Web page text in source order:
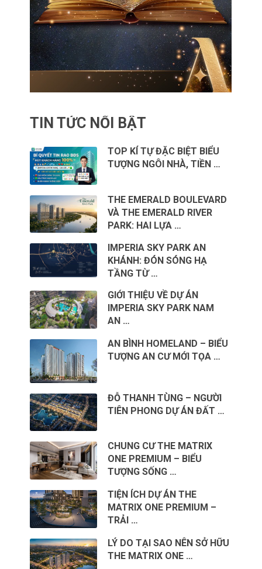
TIN TỨC NỔI BẬT
TOP KÍ TỰ ĐẶC BIỆT BIỂU
TƯỢNG NGÔI NHÀ, TIỀN …
THE EMERALD BOULEVARD
VÀ THE EMERALD RIVER
PARK: HAI LỰA …
IMPERIA SKY PARK AN
KHÁNH: ĐÓN SÓNG HẠ
TẦNG TỪ …
GIỚI THIỆU VỀ DỰ ÁN
IMPERIA SKY PARK NAM
AN …
AN BÌNH HOMELAND – BIỂU
TƯỢNG AN CƯ MỚI TỌA …
ĐỖ THANH TÙNG – NGƯỜI
TIÊN PHONG DỰ ÁN ĐẤT …
CHUNG CƯ THE MATRIX
ONE PREMIUM – BIỂU
TƯỢNG SỐNG …
TIỆN ÍCH DỰ ÁN THE
MATRIX ONE PREMIUM –
TRẢI …
LÝ DO TẠI SAO NÊN SỞ HỮU
THE MATRIX ONE …